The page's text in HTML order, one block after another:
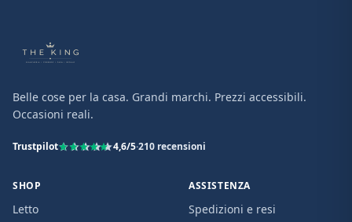
Belle cose per la casa. Grandi marchi. Prezzi accessibili.
Occasioni reali.
Trustpilot 4,6/5·210 recensioni
SHOP
Letto
ASSISTENZA
Spedizioni e resi